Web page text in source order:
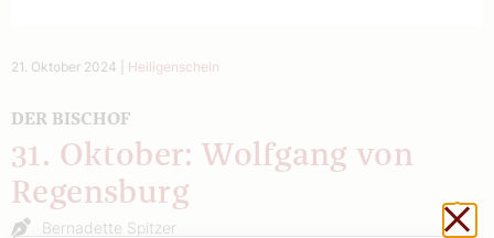
21. Oktober 2024 Heiligenschein
DER BISCHOF
31. Oktober: Wolfgang von
Regensburg
Bernadette Spitzer